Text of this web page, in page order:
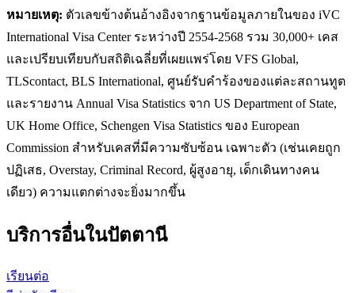
หมายเหตุ: ตัวเลขข้างต้นอ้างอิงจากฐานข้อมูลภายในของ iVC
International Visa Center ระหว่างปี 2554-2568 รวม 30,000+ เคส
และเปรียบเทียบกับสถิติเฉลี่ยที่เผยแพร่โดย VFS Global,
TLScontact, BLS International, ศูนย์รับคำร้องของแต่ละสถานทูต
และรายงาน Annual Visa Statistics จาก US Department of State,
UK Home Office, Schengen Visa Statistics ของ European
Commission สำหรับเคสที่มีความซับซ้อน เฉพาะตัว (เช่นเคยถูก
ปฏิเสธ, Overstay, Criminal Record, ผู้สูงอายุ, เด็กเดินทางคน
เดียว) ความแตกต่างจะยิ่งมากขึ้น
บริการอื่นในปัตตานี
เรียนต่อ